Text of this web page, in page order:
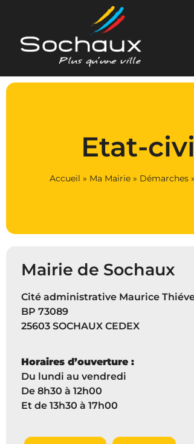
Etat-
Accueil » Ma Mairie» Démarches»
Mairie de Sochaux
Cité administrative Maurice
BP 73089
25603 SOCHAUX CEDEX
Horaires d’ouverture :
Du lundi au vendredi
De 8h30 à 12h00
Et de 13h30 à 17h00
Panneau de gestion des cookies